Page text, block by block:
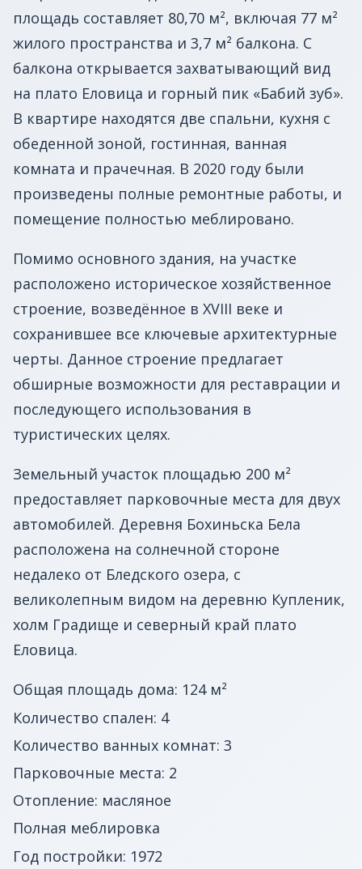
площадь составляет 80,70 м², включая 77 м²
жилого пространства и 3,7 м² балкона. С
балкона открывается захватывающий вид
на плато Еловица и горный пик «Бабий зуб».
В квартире находятся две спальни, кухня с
обеденной зоной, гостинная, ванная
комната и прачечная. В 2020 году были
произведены полные ремонтные работы, и
помещение полностью меблировано.
Помимо основного здания, на участке
расположено историческое хозяйственное
строение, возведённое в XVIII веке и
сохранившее все ключевые архитектурные
черты. Данное строение предлагает
обширные возможности для реставрации и
последующего использования в
туристических целях.
Земельный участок площадью 200 м²
предоставляет парковочные места для двух
автомобилей. Деревня Бохиньска Бела
расположена на солнечной стороне
недалеко от Бледского озера, с
великолепным видом на деревню Купленик,
холм Градище и северный край плато
Еловица.
Общая площадь дома: 124 м²
Количество спален: 4
Количество ванных комнат: 3
Парковочные места: 2
Отопление: масляное
Полная меблировка
Год постройки: 1972